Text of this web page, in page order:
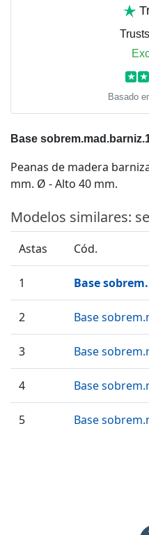
★ ★
Basado
Base
Peanas de madera
mm. Ø - Alto 40 mm.
Modelos similares:
Astas Cód.
1 Base
2 Base
3 Base
4 Base
5 Base